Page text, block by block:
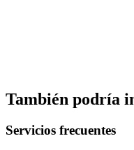
También podría
Servicios frecuentes